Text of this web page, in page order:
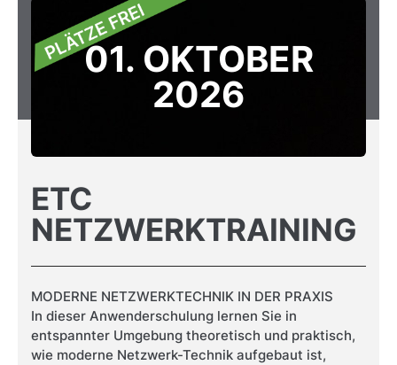
01. OKTOBER
2026
ETC
NETZWERKTRAINING
MODERNE NETZWERKTECHNIK IN DER PRAXIS
In dieser Anwenderschulung lernen Sie in
entspannter Umgebung theoretisch und praktisch,
wie moderne Netzwerk-Technik aufgebaut ist,